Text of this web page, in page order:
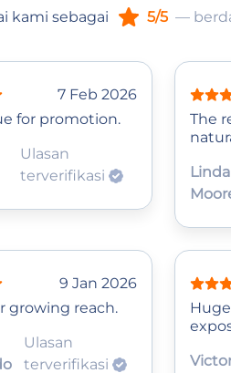
kami sebagai 5/5 —
7 Feb 2026
for promotion.
Ulasan
terverifikasi
The
Linda
9 Jan 2026
growing reach.
Ulasan
terverifikasi